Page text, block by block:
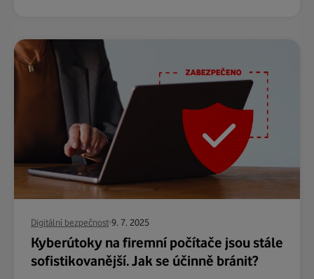
Digitální bezpečnost 9. 7. 2025
Kyberútoky na firemní počítače jsou stále
sofistikovanější. Jak se účinně bránit?